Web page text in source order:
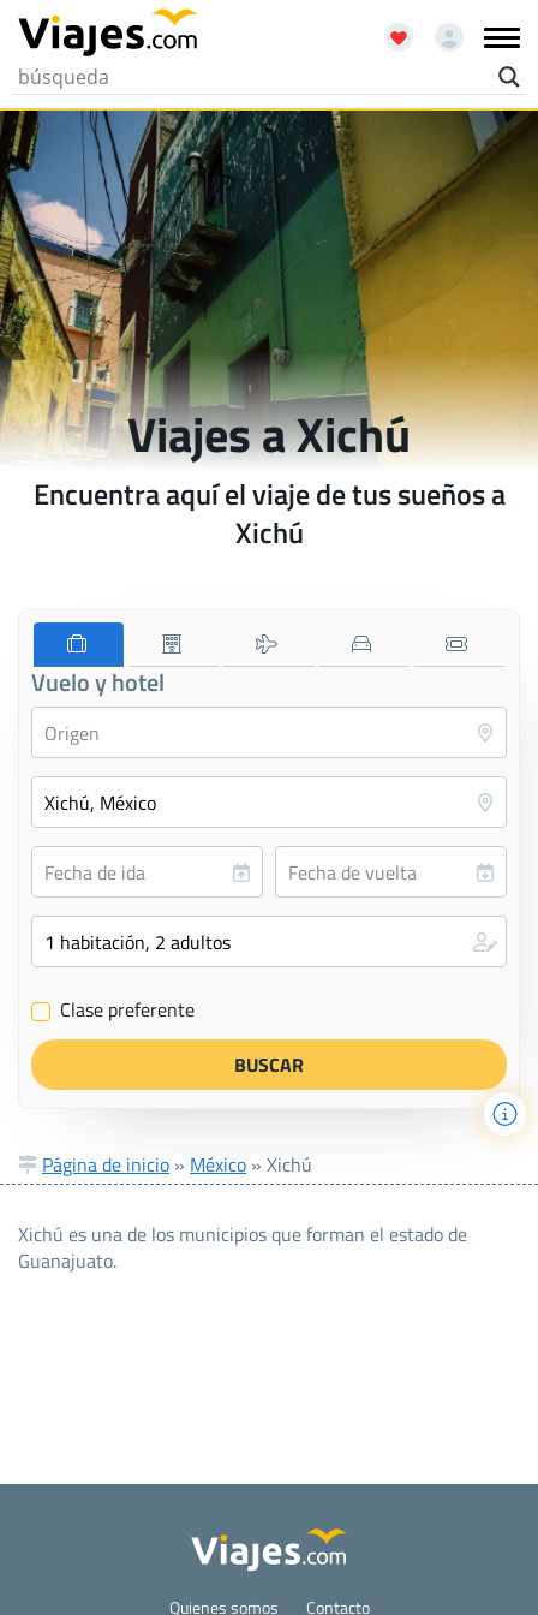
Viajes a Xichú
Encuentra aquí el viaje de tus sueños a
Xichú
Vuelo y hotel
✔ Clase preferente
Página de inicio » México » Xichú
Xichú es una de los municipios que forman el estado de
Guanajuato.
Quienes somos Contacto